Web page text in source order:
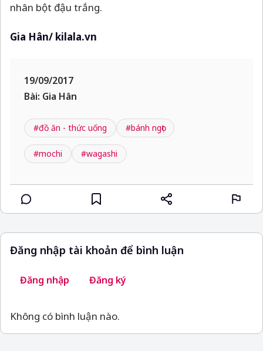
nhân bột đậu trắng.
Gia Hân/ kilala.vn
19/09/2017
Bài: Gia Hân
#đồ ăn - thức uống #bánh ngọt
#mochi #wagashi
Đăng nhập tài khoản để bình luận
Đăng nhập Đăng ký
Không có bình luận nào.